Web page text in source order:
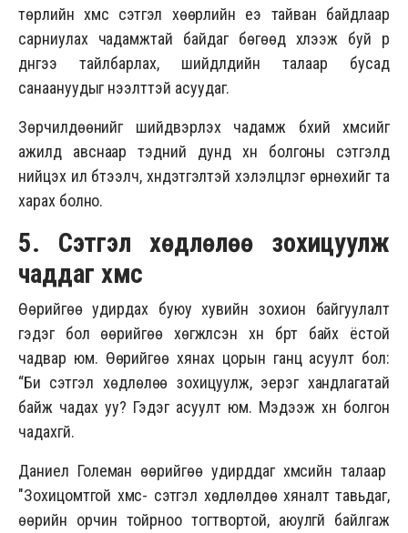
төрлийн хүмүүс сэтгэл хөөрлийн үеэ тайван байдлаар
сарниулах чадамжтай байдаг бөгөөд хүлээж буй үр
дүнгээ тайлбарлах, шийдлүүдийн талаар бусад
санаануудыг нээлттэй асуудаг.
Зөрчилдөөнийг шийдвэрлэх чадамж бүхий хүмүүсийг
ажилд авснаар тэдний дунд хүн болгоны сэтгэлд
нийцэх илүү бүтээлч, хүндэтгэлтэй хэлэлцүүлэг өрнөхийг та
харах болно.
5. Сэтгэл хөдлөлөө зохицуулж
чаддаг хүмүүс
Өөрийгөө удирдах буюу хувийн зохион байгуулалт
гэдэг бол өөрийгөө хөгжүүлсэн хүн бүрт байх ёстой
чадвар юм. Өөрийгөө хянах цорын ганц асуулт бол:
“Би сэтгэл хөдлөлөө зохицуулж, эерэг хандлагатай
байж чадах уу? Гэдэг асуулт юм. Мэдээж хүн болгон
чадахгүй.
Даниел Големан өөрийгөө удирддаг хүмүүсийн талаар
"Зохицомтгой хүмүүс- сэтгэл хөдлөлдөө хяналт тавьдаг,
өөрийн орчин тойрноо тогтвортой, аюулгүй байлгаж